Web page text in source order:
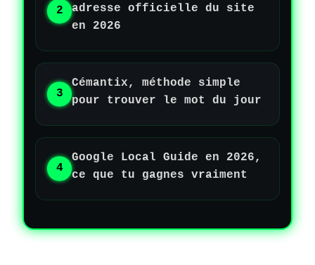
adresse officielle du site
en 2026
Cémantix, méthode simple
pour trouver le mot du jour
Google Local Guide en 2026,
ce que tu gagnes vraiment